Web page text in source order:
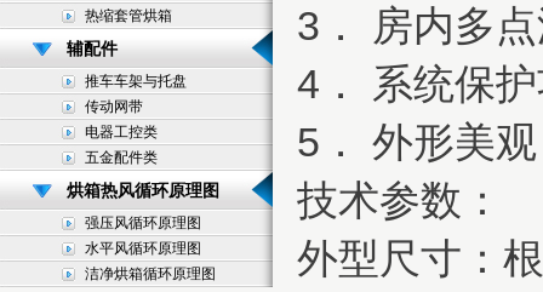
热缩套管烘箱
辅配件
推车车架与托盘
传动网带
电器工控类
五金配件类
烘箱热风循环原理图
强压风循环原理图
水平风循环原理图
洁净烘箱循环原理图
3． 房内多
4． 系统保
5． 外形美
技术参数：
外型尺寸：